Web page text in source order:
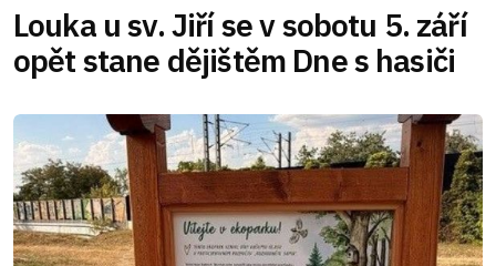
Louka u sv. Jiří se v sobotu 5. září
opět stane dějištěm Dne s hasiči